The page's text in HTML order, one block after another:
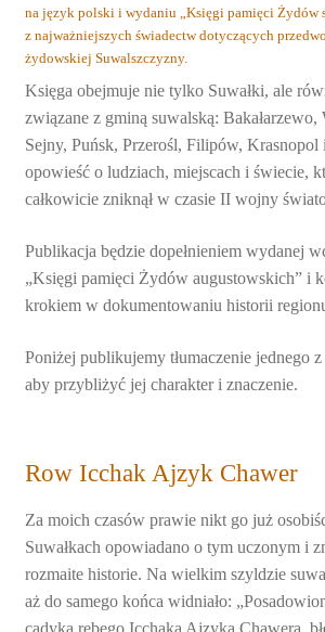
na język polski i wydaniu „Księgi pamięci Żydów
z najważniejszych świadectw dotyczących
żydowskiej Suwalszczyzny.
Księga obejmuje nie tylko Suwałki, ale
związane z gminą suwalską: Bakałarzewo,
Sejny, Puńsk, Przerośl, Filipów, Krasnopol
opowieść o ludziach, miejscach i świecie,
całkowicie zniknął w czasie II wojny
Publikacja będzie dopełnieniem wydanej
„Księgi pamięci Żydów augustowskich” i
krokiem w dokumentowaniu historii
Poniżej publikujemy tłumaczenie jednego
aby przybliżyć jej charakter i znaczenie.
Row Icchak Ajzyk Chawer
Za moich czasów prawie nikt go już
Suwałkach opowiadano o tym uczonym i
rozmaite historie. Na wielkim szyldzie
aż do samego końca widniało:
cadyka rebego Icchaka Ajzyka Chawera,